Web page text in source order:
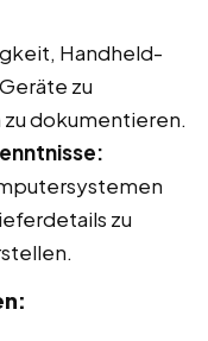
Handheld-
zu
dokumentieren.
zu